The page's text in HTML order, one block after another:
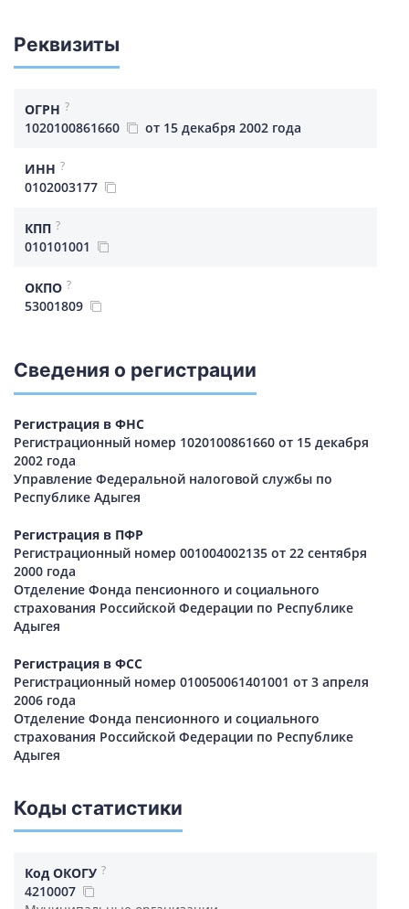
Реквизиты
ОГРН ?
1020100861660 от 15 декабря 2002 года
ИНН ?
0102003177
КПП ?
010101001
ОКПО ?
53001809
Сведения о регистрации
Регистрация в ФНС
Регистрационный номер 1020100861660 от 15 декабря
2002 года
Управление Федеральной налоговой службы по
Республике Адыгея
Регистрация в ПФР
Регистрационный номер 001004002135 от 22 сентября
2000 года
Отделение Фонда пенсионного и социального
страхования Российской Федерации по Республике
Адыгея
Регистрация в ФСС
Регистрационный номер 010050061401001 от 3 апреля
2006 года
Отделение Фонда пенсионного и социального
страхования Российской Федерации по Республике
Адыгея
Коды статистики
Код ОКОГУ ?
4210007